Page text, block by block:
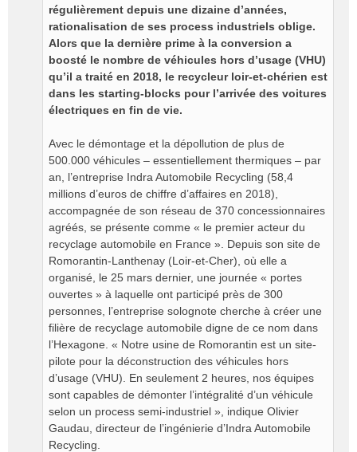
régulièrement depuis une dizaine d’années,
rationalisation de ses process industriels oblige.
Alors que la dernière prime à la conversion a
boosté le nombre de véhicules hors d’usage (VHU)
qu’il a traité en 2018, le recycleur loir-et-chérien est
dans les starting-blocks pour l’arrivée des voitures
électriques en fin de vie.
Avec le démontage et la dépollution de plus de
500.000 véhicules – essentiellement thermiques – par
an, l’entreprise Indra Automobile Recycling (58,4
millions d’euros de chiffre d’affaires en 2018),
accompagnée de son réseau de 370 concessionnaires
agréés, se présente comme « le premier acteur du
recyclage automobile en France ». Depuis son site de
Romorantin-Lanthenay (Loir-et-Cher), où elle a
organisé, le 25 mars dernier, une journée « portes
ouvertes » à laquelle ont participé près de 300
personnes, l’entreprise solognote cherche à créer une
filière de recyclage automobile digne de ce nom dans
l’Hexagone. « Notre usine de Romorantin est un site-
pilote pour la déconstruction des véhicules hors
d’usage (VHU). En seulement 2 heures, nos équipes
sont capables de démonter l’intégralité d’un véhicule
selon un process semi-industriel », indique Olivier
Gaudau, directeur de l’ingénierie d’Indra Automobile
Recycling.